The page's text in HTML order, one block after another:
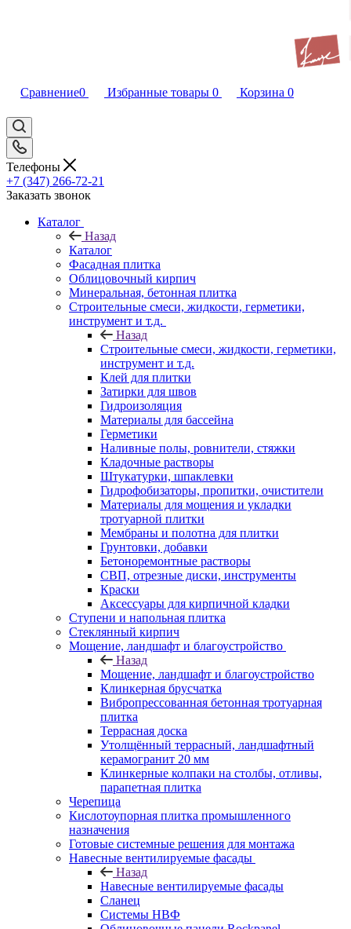
Сравнение0 Избранные товары 0 Корзина 0
Телефоны
+7 (347) 266-72-21
Заказать звонок
Каталог
Назад
Каталог
Фасадная плитка
Облицовочный кирпич
Минеральная, бетонная плитка
Строительные смеси, жидкости, герметики,
инструмент и т.д.
Назад
Строительные смеси, жидкости, герметики,
инструмент и т.д.
Клей для плитки
Затирки для швов
Гидроизоляция
Материалы для бассейна
Герметики
Наливные полы, ровнители, стяжки
Кладочные растворы
Штукатурки, шпаклевки
Гидрофобизаторы, пропитки, очистители
Материалы для мощения и укладки
тротуарной плитки
Мембраны и полотна для плитки
Грунтовки, добавки
Бетоноремонтные растворы
СВП, отрезные диски, инструменты
Краски
Аксессуары для кирпичной кладки
Ступени и напольная плитка
Cтеклянный кирпич
Мощение, ландшафт и благоустройство
Назад
Мощение, ландшафт и благоустройство
Клинкерная брусчатка
Вибропрессованная бетонная тротуарная
плитка
Террасная доска
Утолщённый террасный, ландшафтный
керамогранит 20 мм
Клинкерные колпаки на столбы, отливы,
парапетная плитка
Черепица
Кислотоупорная плитка промышленного
назначения
Готовые системные решения для монтажа
Навесные вентилируемые фасады
Назад
Навесные вентилируемые фасады
Сланец
Системы НВФ